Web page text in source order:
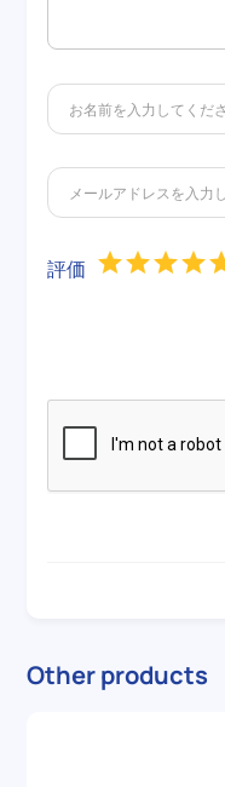
評価
Other products